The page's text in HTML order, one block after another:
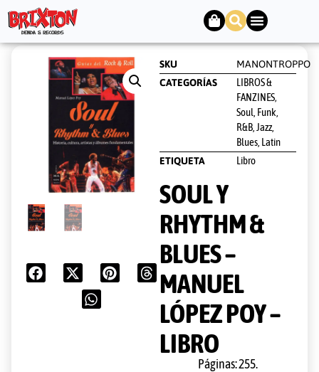
SKU
MANONTROPPO
CATEGORÍAS
LIBROS &
FANZINES,
Soul, Funk,
R&B, Jazz,
Blues, Latin
ETIQUETA Libro
SOUL Y
RHYTHM &
BLUES –
MANUEL
LÓPEZ POY –
LIBRO
Páginas: 255.